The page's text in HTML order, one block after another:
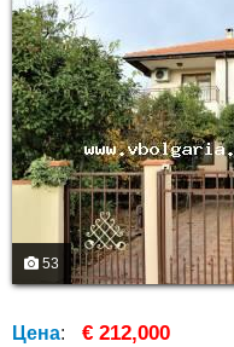
53
Цена: € 212,000